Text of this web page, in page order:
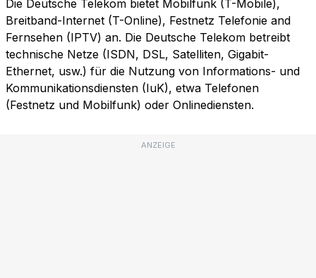
Die Deutsche Telekom bietet Mobilfunk (T-Mobile),
Breitband-Internet (T-Online), Festnetz Telefonie and
Fernsehen (IPTV) an. Die Deutsche Telekom betreibt
technische Netze (ISDN, DSL, Satelliten, Gigabit-
Ethernet, usw.) für die Nutzung von Informations- und
Kommunikationsdiensten (IuK), etwa Telefonen
(Festnetz und Mobilfunk) oder Onlinediensten.
ANZEIGE